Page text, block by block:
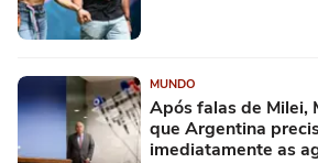
MUNDO
Após falas de Milei,
que Argentina
imediatamente as